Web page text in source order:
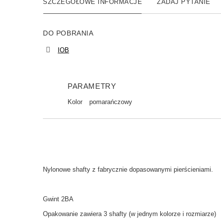
SZCZEGÓŁOWE INFORMACJE ZADAJ PYTANIE
PARAMETRY
Kolor pomarańczowy
DO POBRANIA
IOB
Nylonowe shafty z fabrycznie dopasowanymi pierścieniami.
Gwint 2BA
Opakowanie zawiera 3 shafty (w jednym kolorze i rozmiarze)